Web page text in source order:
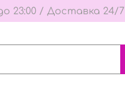
23:00 / Доставка 24/7